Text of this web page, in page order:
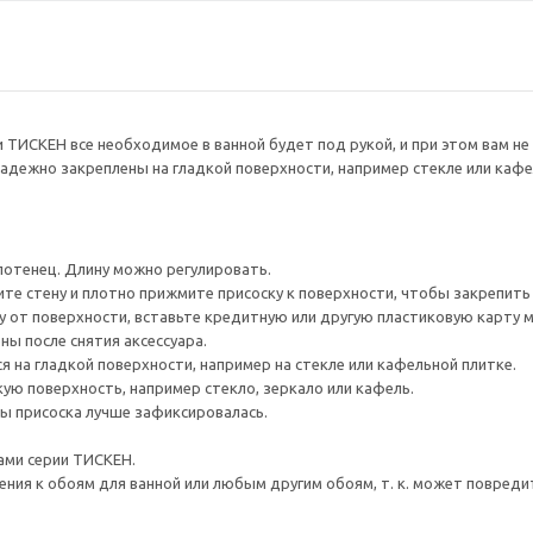
ТИСКЕН все необходимое в ванной будет под рукой, и при этом вам
закреплены на гладкой поверхности, например стекле или
Длину можно регулировать.
стену и плотно прижмите присоску к поверхности, чтобы закрепить
поверхности, вставьте кредитную или другую пластиковую карту
после снятия аксессуара.
на гладкой поверхности, например на стекле или кафельной плитке.
поверхность, например стекло, зеркало или кафель.
присоска лучше зафиксировалась.
серии ТИСКЕН.
к обоям для ванной или любым другим обоям, т. к. может